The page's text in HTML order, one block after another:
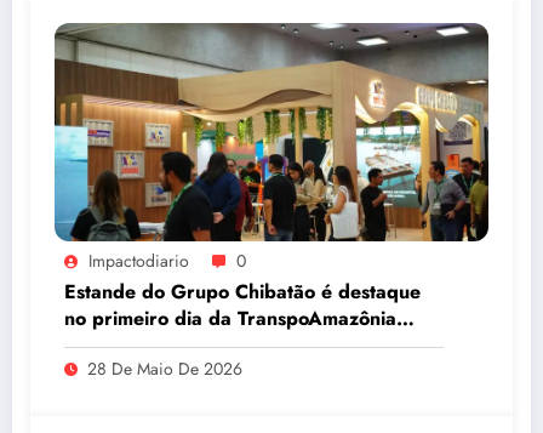
Impactodiario 0
Estande do Grupo Chibatão é destaque
no primeiro dia da TranspoAmazônia
2026
28 De Maio De 2026